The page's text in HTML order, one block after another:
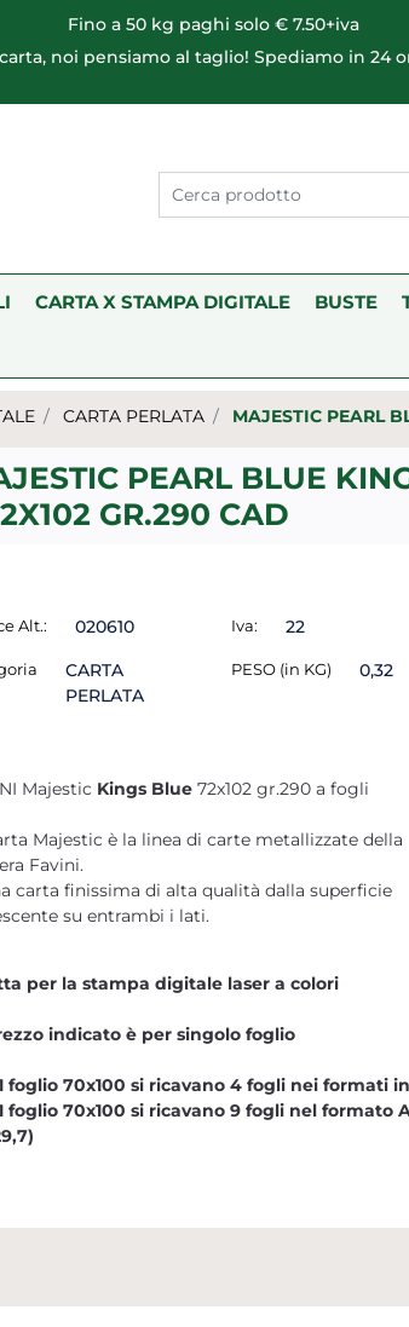
Fino a 50 kg paghi solo € 7.50+iva
noi pensiamo al taglio! Spediamo in 24
CARTA X STAMPA DIGITALE BUSTE
CARTA PERLATA MAJESTIC PEARL
PEARL BLUE
GR.290 CAD
Alt.: 020610
CARTA
PERLATA
Iva: 22
PESO (in KG) 0,32
Majestic Kings Blue 72x102 gr.290 a fogli
Majestic è la linea di carte metallizzate della
Favini.
carta finissima di alta qualità dalla superficie
su entrambi i lati.
per la stampa digitale laser a colori
indicato è per singolo foglio
foglio 70x100 si ricavano 4 fogli nei formati
foglio 70x100 si ricavano 9 fogli nel formato